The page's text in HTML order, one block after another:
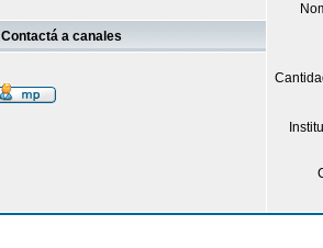
Contactá a canales